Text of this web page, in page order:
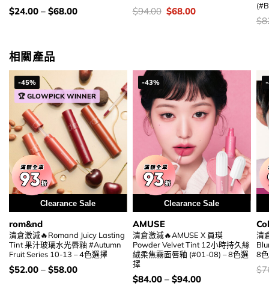
價
錢：
$24.00– $68.00 價
錢：
$94.00 Original
price
$68.00Current
價
錢
$
相關產品
-45%
🏆 GLOWPICK WINNER
Clearance Sale
rom&nd
清倉激減🔥Romand Juicy Lasting
Tint 果汁玻璃水光唇釉 #Autumn
Fruit Series 10-13 – 4色選擇
價
$52.00– $58.00
-43%
Clearance Sale
AMUSE
清倉激減🔥AMUSE X 員瑛
Powder Velvet Tint 12小時持久絲
絨柔焦霧面唇釉 (#01-08) – 8色選
擇
價
$84.00– $94.00
清
8
價
$